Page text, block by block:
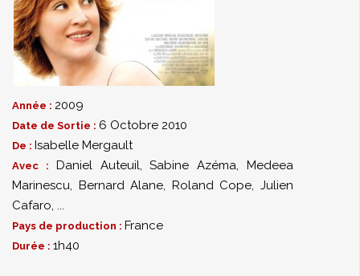
Année : 2009
Date de Sortie : 6 Octobre 2010
De : Isabelle Mergault
Avec : Daniel Auteuil,Sabine Azéma,Medeea
Marinescu, Bernard Alane, Roland Cope,Julien
Cafaro, ...
Pays de production : France
Durée : 1h40